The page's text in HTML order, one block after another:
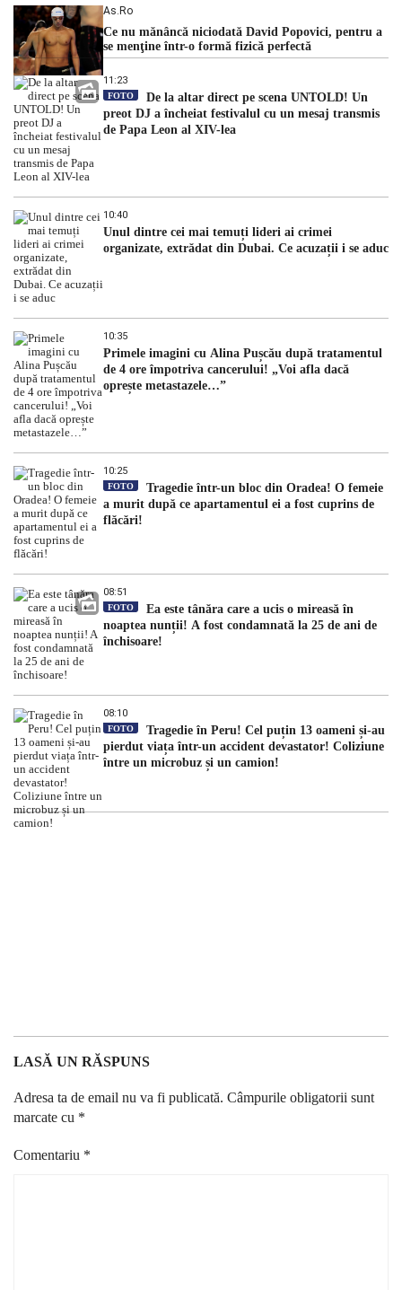
As.ro
Ce nu mănâncă niciodată David Popovici, pentru a
se menţine într-o formă fizică perfectă
11:23
FOTO
De la altar direct pe scena UNTOLD! Un
preot DJ a încheiat festivalul cu un mesaj transmis
de Papa Leon al XIV-lea
10:40
Unul dintre cei mai temuți lideri ai crimei
organizate, extrădat din Dubai. Ce acuzații i se aduc
10:35
Primele imagini cu Alina Pușcău după tratamentul
de 4 ore împotriva cancerului! „Voi afla dacă
oprește metastazele…”
10:25
FOTO
Tragedie într-un bloc din Oradea! O femeie
a murit după ce apartamentul ei a fost cuprins de
flăcări!
08:51
FOTO
Ea este tânăra care a ucis o mireasă în
noaptea nunții! A fost condamnată la 25 de ani de
închisoare!
08:10
FOTO
Tragedie în Peru! Cel puțin 13 oameni și-au
pierdut viața într-un accident devastator! Coliziune
între un microbuz și un camion!
LASĂ UN RĂSPUNS
Adresa ta de email nu va fi publicată. Câmpurile obligatorii sunt
marcate cu *
Comentariu *